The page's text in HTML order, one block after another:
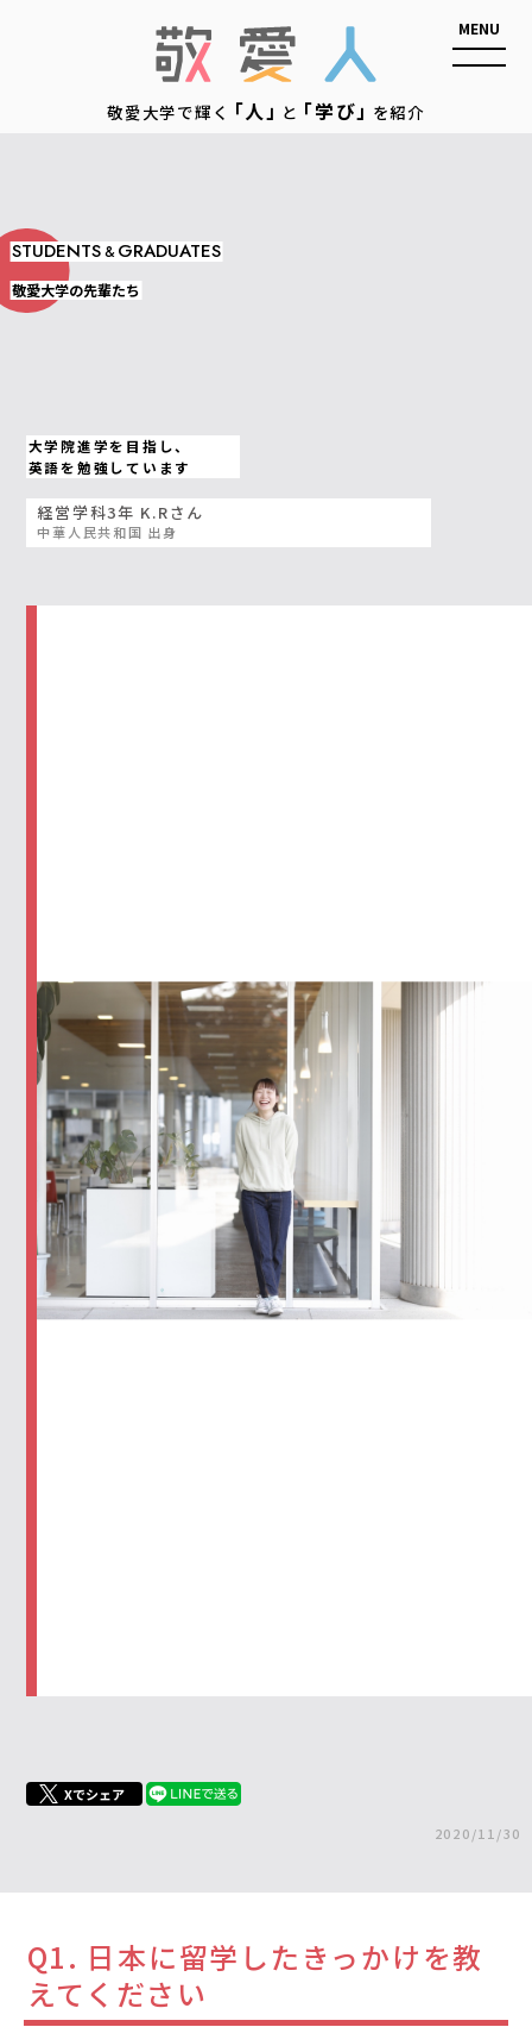
敬愛大学で輝く「人」と「学び」を紹介
STUDENTS&GRADUATES
敬愛大学の先輩たち
大学院進学を目指し、
英語を勉強しています
経営学科3年 K.Rさん
中華人民共和国 出身
Xでシェア
2020/11/30
Q1. 日本に留学したきっかけを教
えてください